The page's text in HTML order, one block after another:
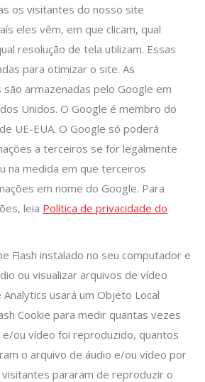
os visitantes do nosso site
eles vêm, em que clicam, qual
resolução de tela utilizam. Essas
para otimizar o site. As
armazenadas pelo Google em
Unidos. O Google é membro do
UE-EUA. O Google só poderá
a terceiros se for legalmente
na medida em que terceiros
em nome do Google. Para
leia Política de privacidade do
Flash instalado no seu computador e
ou visualizar arquivos de vídeo
usará um Objeto Local
Cookie para medir quantas vezes
e/ou vídeo foi reproduzido, quantos
o arquivo de áudio e/ou vídeo por
pararam de reproduzir o